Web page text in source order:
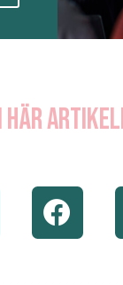
här